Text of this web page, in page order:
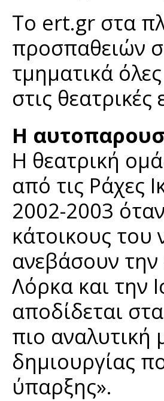
Το ert.gr στα
προσπαθειών
τμηματικά
στις
Η
Η θεατρική
από τις Ράχες
2002-2003
κάτοικους
ανεβάσουν
Λόρκα και την
αποδίδεται
πιο αναλυτική
δημιουργίας
ύπαρξης».